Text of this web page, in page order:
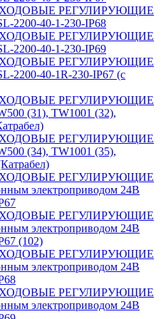
РЕГУЛИРУЮЩИЕ
2200-40-1-230-IP68
РЕГУЛИРУЮЩИЕ
2200-40-1-230-IP69
РЕГУЛИРУЮЩИЕ
2200-40-1R-230-IP67 (с
РЕГУЛИРУЮЩИЕ
(31), TW1001 (32),
РЕГУЛИРУЮЩИЕ
(34), TW1001 (35),
РЕГУЛИРУЮЩИЕ
электроприводом 24В
РЕГУЛИРУЮЩИЕ
электроприводом 24В
(102)
РЕГУЛИРУЮЩИЕ
электроприводом 24В
РЕГУЛИРУЮЩИЕ
электроприводом 24В